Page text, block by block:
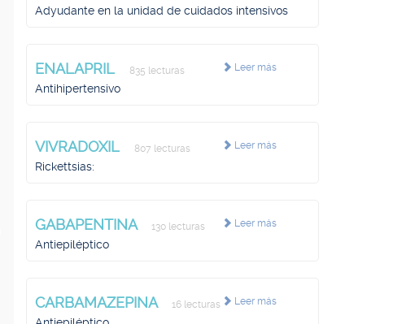
Adyudante en la unidad de cuidados intensivos
Leer más
ENALAPRIL 835 lecturas
Antihipertensivo
Leer más
VIVRADOXIL 807 lecturas
Rickettsias:
Leer más
GABAPENTINA 130 lecturas
Antiepiléptico
Leer más
CARBAMAZEPINA 16 lecturas